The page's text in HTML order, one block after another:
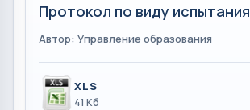
Протокол по виду испытания
Автор: Управление образования
XLS
41 Кб